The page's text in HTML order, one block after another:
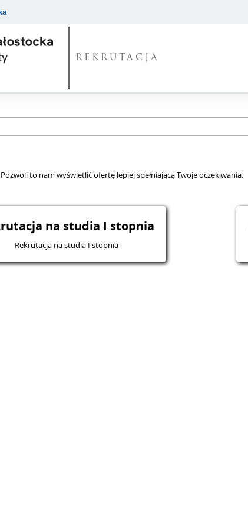
REKRUTACJA
to nam wyświetlić ofertę lepiej spełniającą Twoje oczekiwania.
na studia I stopnia
Rekrutacja na studia I stopnia